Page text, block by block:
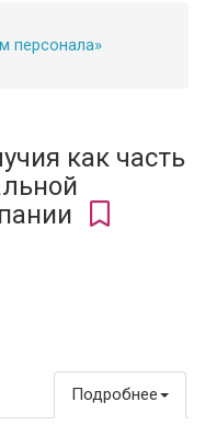
персонала»
как часть
Подробнее